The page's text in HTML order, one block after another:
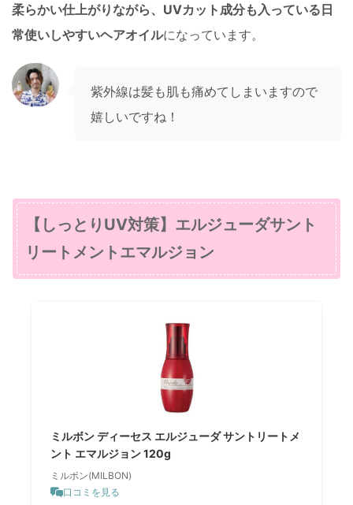
柔らかい仕上がりながら、UVカット成分も入っている日
常使いしやすいヘアオイルになっています。
紫外線は髪も肌も痛めてしまいますので
嬉しいですね！
【しっとりUV対策】エルジューダサント
リートメントエマルジョン
ミルボン ディーセス エルジューダ サントリートメ
ント エマルジョン 120g
ミルボン(MILBON)
口コミを見る